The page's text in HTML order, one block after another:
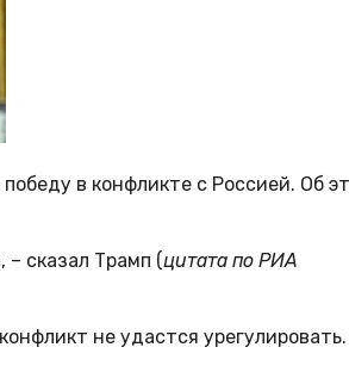
в конфликте с Россией. Об
сказал Трамп (цитата по РИА
не удастся урегулировать.